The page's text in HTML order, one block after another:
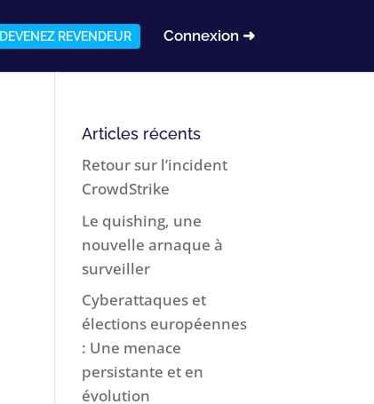
DEVENEZ REVENDEUR Connexion ➜
Articles récents
Retour sur l’incident
CrowdStrike
Le quishing, une
nouvelle arnaque à
surveiller
Cyberattaques et
élections européennes
: Une menace
persistante et en
évolution